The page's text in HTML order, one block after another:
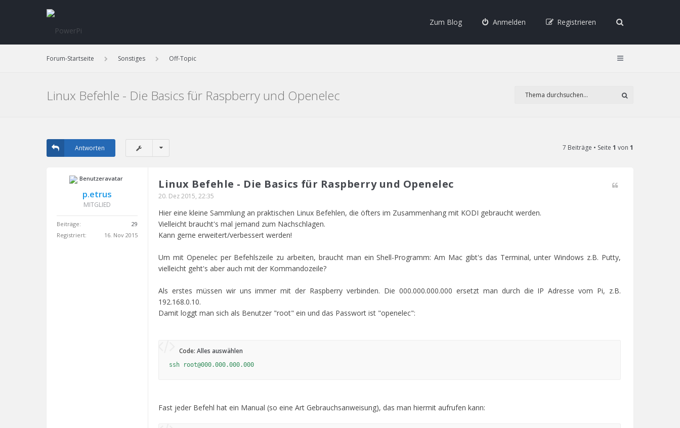
Zum Blog Anmelden Registrieren
Forum-Startseite Sonstiges Off-Topic
Linux Befehle - Die Basics für Raspberry und Openelec
Antworten 7 Beiträge • Seite 1 von 1
p.etrus
MITGLIED
Beiträge:
29
Registriert:
16. Nov 2015
Linux Befehle - Die Basics für Raspberry und Openelec
20. Dez 2015, 22:35
Hier eine kleine Sammlung an praktischen Linux Befehlen, die öfters im Zusammenhang mit KODI gebraucht werden.
Vielleicht braucht's mal jemand zum Nachschlagen.
Kann gerne erweitert/verbessert werden!
Um mit Openelec per Befehlszeile zu arbeiten, braucht man ein Shell-Programm: Am Mac gibt's das Terminal, unter Windows z.B. Putty,
vielleicht geht's aber auch mit der Kommandozeile?
Als erstes müssen wir uns immer mit der Raspberry verbinden. Die 000.000.000.000 ersetzt man durch die IP Adresse vom Pi, z.B.
192.168.0.10.
Damit loggt man sich als Benutzer "root" ein und das Passwort ist "openelec":
Code: Alles auswählen
ssh root@000.000.000.000
Fast jeder Befehl hat ein Manual (so eine Art Gebrauchsanweisung), das man hiermit aufrufen kann: